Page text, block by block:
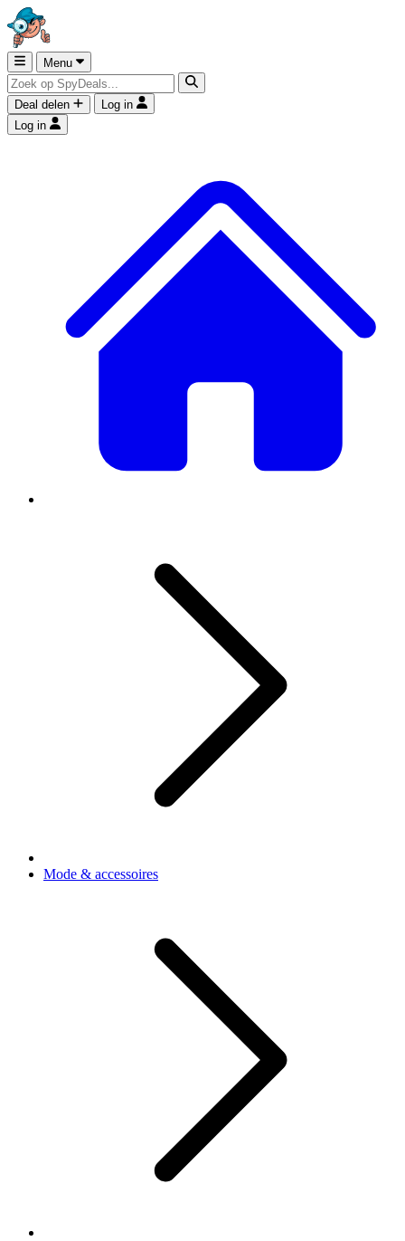
Menu
Deal delen
Log in
Log in
Mode & accessoires